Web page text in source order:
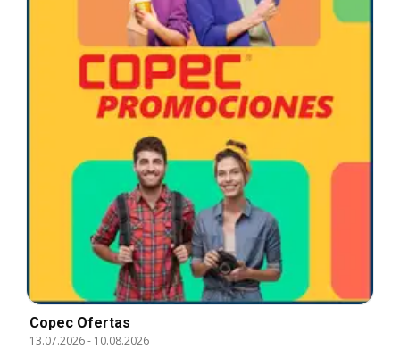
Copec Ofertas
13.07.2026- 10.08.2026